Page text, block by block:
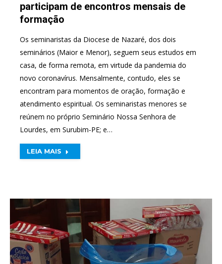
participam de encontros mensais de
formação
Os seminaristas da Diocese de Nazaré, dos dois
seminários (Maior e Menor), seguem seus estudos em
casa, de forma remota, em virtude da pandemia do
novo coronavírus. Mensalmente, contudo, eles se
encontram para momentos de oração, formação e
atendimento espiritual. Os seminaristas menores se
reúnem no próprio Seminário Nossa Senhora de
Lourdes, em Surubim-PE; e…
LEIA MAIS